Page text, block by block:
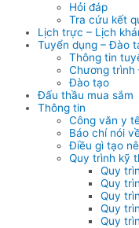
Hỏi đáp
Tra cứu kết
Lịch trực – Lịch
Tuyển dụng – Đào
Thông tin
Chương trình
Đào tạo
Đấu thầu mua sắm
Thông tin
Công văn y
Báo chí nói
Điều gì tạo
Quy trình kỹ
Quy
Quy
Quy
Quy
Quy